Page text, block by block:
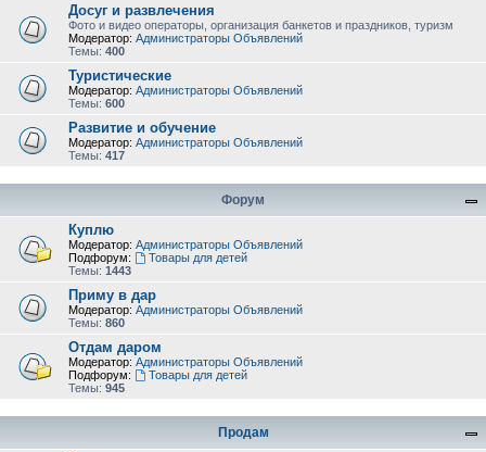
Досуг и развлечения
Фото и видео операторы, организация банкетов и праздников, туризм
Модератор: Администраторы Объявлений
Темы: 400
Туристические
Модератор: Администраторы Объявлений
Темы: 600
Развитие и обучение
Модератор: Администраторы Объявлений
Темы: 417
Форум
Куплю
Модератор: Администраторы Объявлений
Подфорум:
Товары для детей
Темы: 1443
Приму в дар
Модератор: Администраторы Объявлений
Темы: 860
Отдам даром
Модератор: Администраторы Объявлений
Подфорум:
Товары для детей
Темы: 945
Продам